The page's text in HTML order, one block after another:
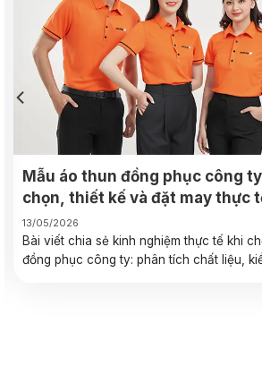
Mẫu áo thun đồng phục công
chọn, thiết kế và đặt may thực
13/05/2026
Bài viết chia sẻ kinh nghiệm thực tế khi
đồng phục công ty: phân tích chất liệu,